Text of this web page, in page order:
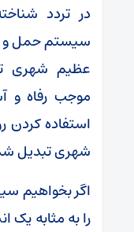
در تردد
سیستم حمل و
عظیم شهری
موجب رفاه و
استفاده کردن
شهری تبدیل
اگر بخواهیم
را به مثابه یک